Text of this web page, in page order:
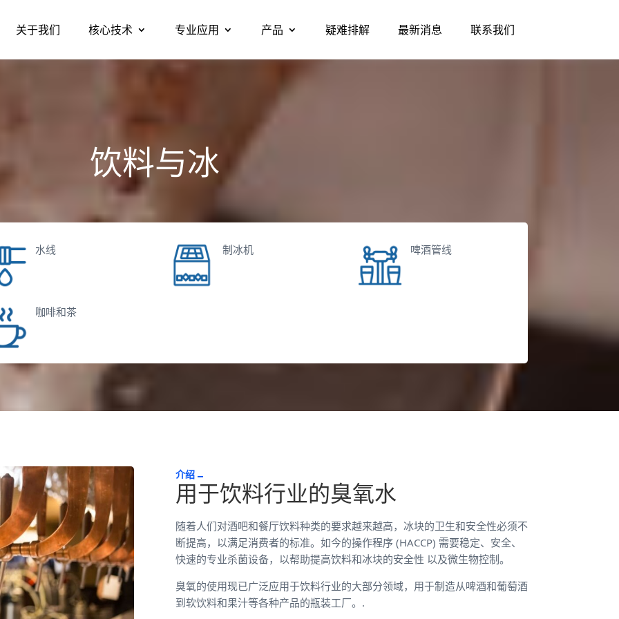
关于我们 核心技术 专业应用 产品 疑难排解 最新消息 联系我们
饮料与冰
水线
咖啡和茶
制冰机 啤酒管线
介绍
用于饮料行业的臭氧水
随着人们对酒吧和餐厅饮料种类的要求越来越高，冰块的卫生和安全性必须不
断提高，以满足消费者的标准。如今的操作程序 (HACCP) 需要稳定、安全、
快速的专业杀菌设备，以帮助提高饮料和冰块的安全性 以及微生物控制。
臭氧的使用现已广泛应用于饮料行业的大部分领域，用于制造从啤酒和葡萄酒
到软饮料和果汁等各种产品的瓶装工厂。.
关于我们 核心技术 专业应用 产品 疑难排解 最新消息 联系我们